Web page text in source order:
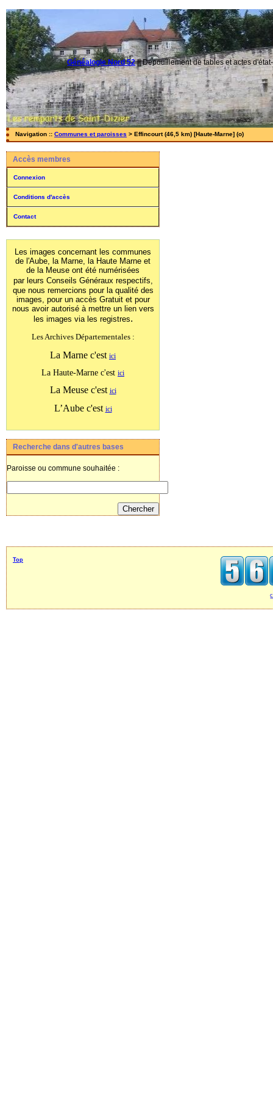
Généalogie Nord 52||Dépouillement de tables et actes
Navigation :: Communes et paroisses > Effincourt (46,5 km) [Haute-Marne] (o)
Accès membres
Connexion
Conditions d'accès
Contact
Les images concernant les communes
de l'Aube, la Marne, la Haute Marne et
de la Meuse ont été numérisées
par leurs Conseils Généraux respectifs,
que nous remercions pour la qualité des
images, pour un accès Gratuit et pour
nous avoir autorisé à mettre un lien vers
les images via les registres.
Les Archives Départementales :
La Marne c'est ici
La Haute-Marne c'est ici
La Meuse c'est ici
L’Aube c'est ici
Recherche dans d'autres bases
Paroisse ou commune souhaitée :
Top